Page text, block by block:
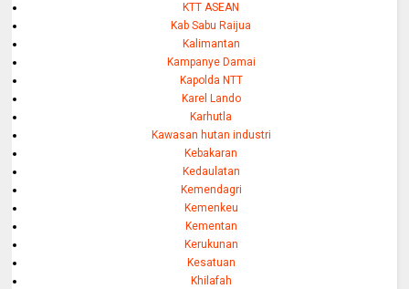
KTT ASEAN
Kab Sabu Raijua
Kalimantan
Kampanye Damai
Kapolda NTT
Karel Lando
Karhutla
Kawasan hutan industri
Kebakaran
Kedaulatan
Kemendagri
Kemenkeu
Kementan
Kerukunan
Kesatuan
Khilafah